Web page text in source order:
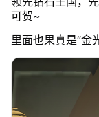
可贺~
里面也果真是“金